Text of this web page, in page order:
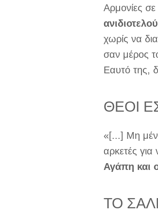
Αρμονίες
χωρίς να
σαν μέρος
Εαυτό της,
ΘΕΟΙ
«[...] Μη
αρκετές
Αγάπη και
ΤΟ